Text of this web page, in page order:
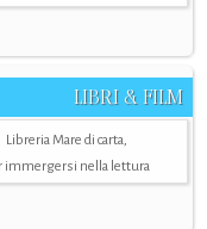
LIBRI & FILM
Libreria Mare di carta,
immergersi nella lettura